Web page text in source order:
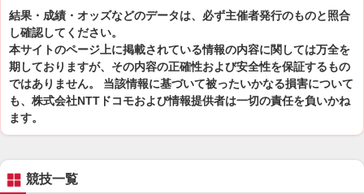
結果・成績・オッズなどのデータは、必ず主催者発行のものと照合
し確認してください。
本サイトのページ上に掲載されている情報の内容に関しては万全を
期しておりますが、その内容の正確性および安全性を保証するもの
ではありません。 当該情報に基づいて被ったいかなる損害について
も、株式会社NTTドコモおよび情報提供者は一切の責任を負いかね
ます。
競技一覧